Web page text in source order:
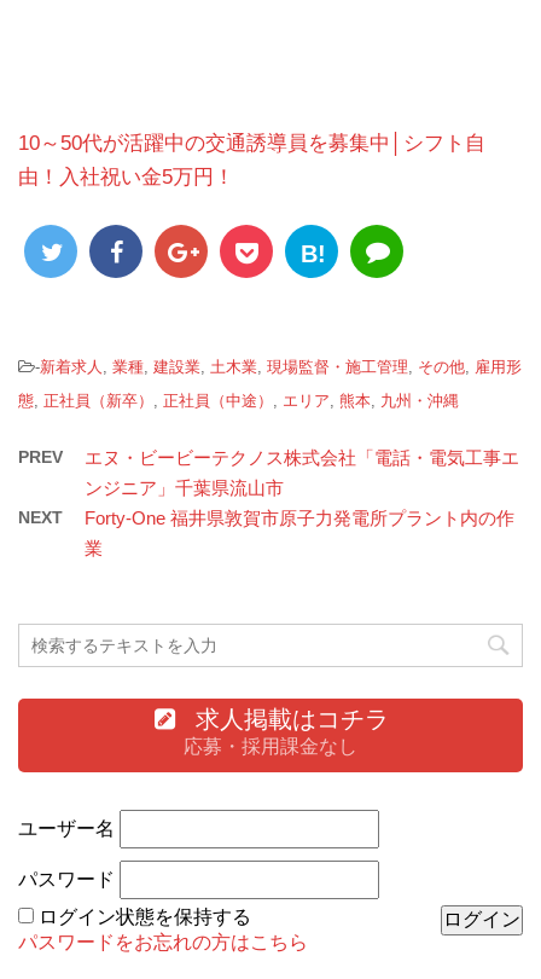
10～50代が活躍中の交通誘導員を募集中│シフト自
由！入社祝い金5万円！
B!
-新着求人 業種 建設業 土木業 現場監督・施工管理 その他
雇用形
態 正社員（新卒） 正社員（中途） エリア 熊本 九州・沖縄
PREV
エヌ・ビービーテクノス株式会社「電話・電気工事エ
ンジニア」千葉県流山市
NEXT
Forty-One 福井県敦賀市原子力発電所プラント内の作
業
求人掲載はコチラ
応募・採用課金なし
ユーザー名
パスワード
ログイン状態を保持する
パスワードをお忘れの方はこちら